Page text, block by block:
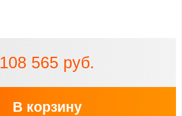
108 565 руб.
В корзину